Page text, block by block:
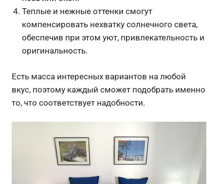
Теплые и нежные оттенки смогут
компенсировать нехватку солнечного света,
обеспечив при этом уют, привлекательность и
оригинальность.
Есть масса интересных вариантов на любой
вкус, поэтому каждый сможет подобрать именно
то, что соответствует надобности.